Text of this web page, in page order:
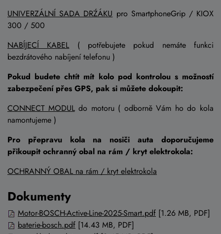
UNIVERZÁLNÍ SADA DRŹÁKU pro SmartphoneGrip / KIOX
300 / 500
NABÍJECÍ KABEL ( potřebujete pokud nemáte funkci
bezdrátového nabíjení telefonu )
Pokud budete chtít mít kolo pod kontrolou s možností
zabezpečení přes GPS, pak si můžete dokoupit:
CONNECT MODULdo motoru ( odborně Vám ho do kola
namontujeme )
Pro přepravu kola na nosiči auta doporučujeme
přikoupit ochranný obal na rám / kryt elektrokola:
OCHRANNÝ OBAL na rám / kryt elektrokola
Dokumenty
Motor-BOSCH-Active-Line-2025-Smart.pdf [1.26 MB, PDF]
baterie-bosch.pdf [14.43 MB, PDF]